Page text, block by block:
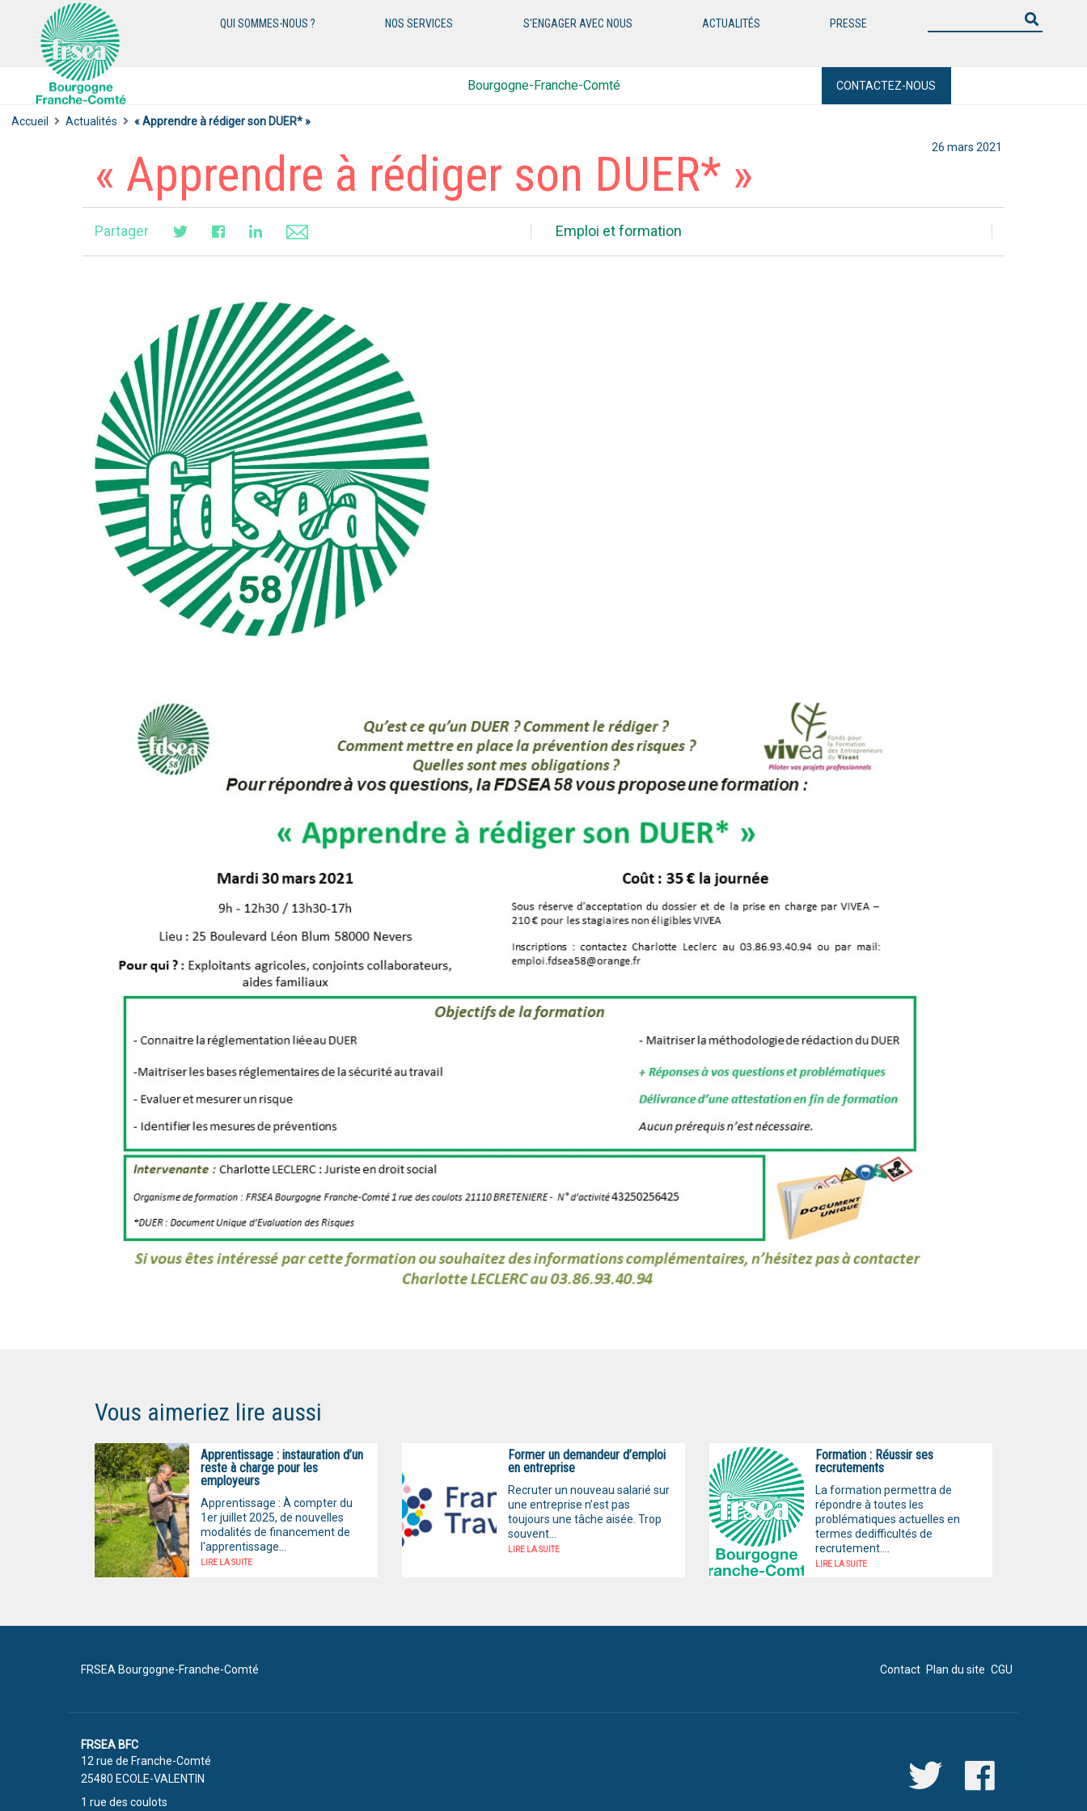
QUI SOMMES-NOUS ? NOS SERVICES S'ENGAGER AVEC NOUS ACTUALITÉS PRESSE
Bourgogne-Franche-Comté CONTACTEZ-NOUS
Accueil Actualités « Apprendre à rédiger son DUER* »
« Apprendre à rédiger son DUER* » 26 mars 2021
Partager Emploi et formation
Vous aimeriez lire aussi
Apprentissage : instauration d’un
reste à charge pour les
employeurs
Apprentissage : À compter du
1er juillet 2025, de nouvelles
modalités de financement de
l'apprentissage...
LIRE LA SUITE
Former un demandeur d’emploi
en entreprise
Recruter un nouveau salarié sur
une entreprise n’est pas
toujours une tâche aisée. Trop
souvent...
LIRE LA SUITE
Formation : Réussir ses
recrutements
La formation permettra de
répondre à toutes les
problématiques actuelles en
termes dedifficultés de
recrutement....
LIRE LA SUITE
FRSEA Bourgogne-Franche-Comté Contact Plan du site CGU
FRSEA BFC
12 rue de Franche-Comté
25480 ECOLE-VALENTIN
1 rue des coulots